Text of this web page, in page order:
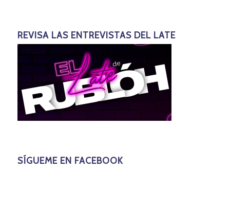
REVISA LAS ENTREVISTAS DEL LATE
SÍGUEME EN FACEBOOK